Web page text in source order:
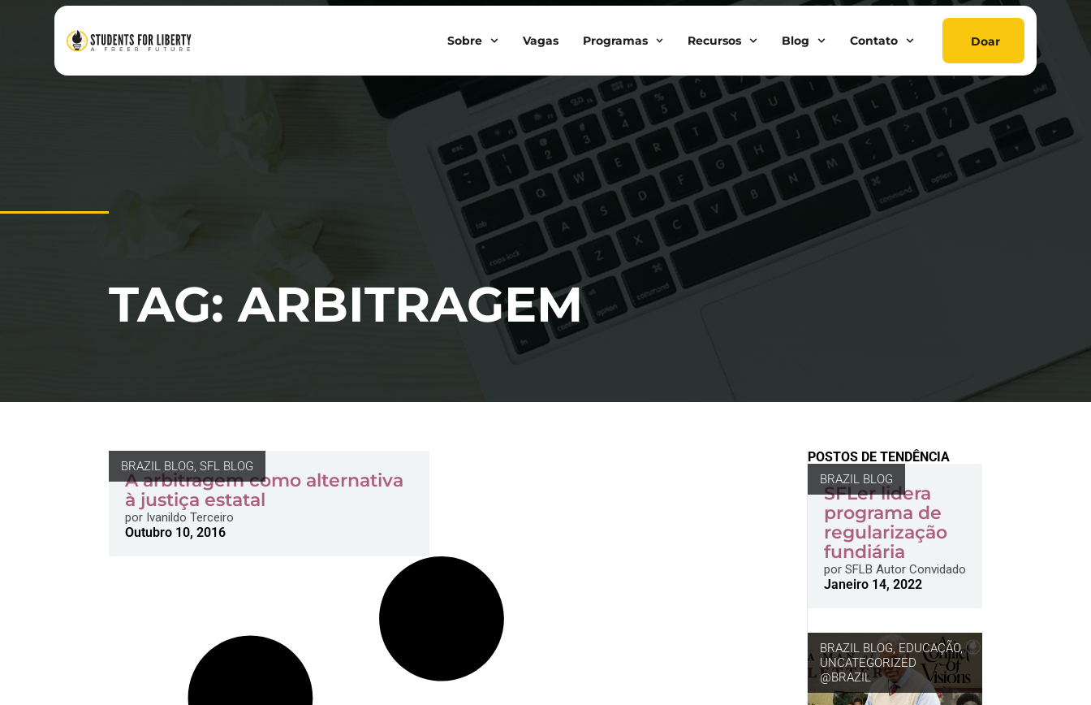
Sobre Vagas Programas Recursos Blog Contato Doar
TAG: ARBITRAGEM
BRAZIL BLOG,SFL BLOG
A arbitragem como alternativa
à justiça estatal
por Ivanildo Terceiro
Outubro 10, 2016
POSTOS DE TENDÊNCIA
BRAZIL BLOG
SFLer lidera
programa de
regularização
fundiária
porSFLB Autor Convidado
Janeiro 14, 2022
BRAZIL BLOG,EDUCAÇÃO,
UNCATEGORIZED
@BRAZIL